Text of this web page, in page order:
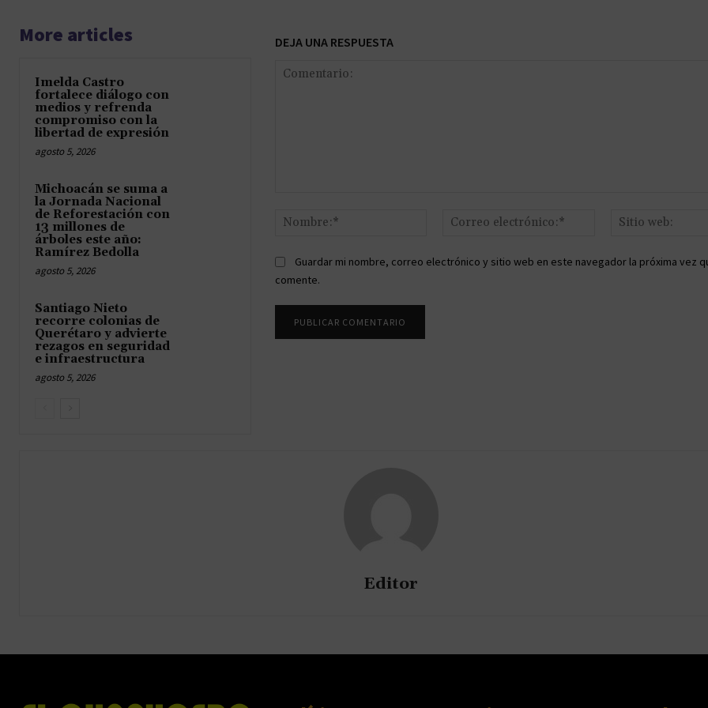
More articles
Imelda Castro
fortalece diálogo con
medios y refrenda
compromiso con la
libertad de expresión
agosto 5, 2026
Michoacán se suma a
la Jornada Nacional
de Reforestación con
13 millones de
árboles este año:
Ramírez Bedolla
agosto 5, 2026
Santiago Nieto
recorre colonias de
Querétaro y advierte
rezagos en seguridad
e infraestructura
agosto 5, 2026
DEJA UNA RESPUESTA
Nombre:*
Correo
Guardar mi nombre, correo electrónico y sitio web en este navegador la próxima vez
comente.
Editor